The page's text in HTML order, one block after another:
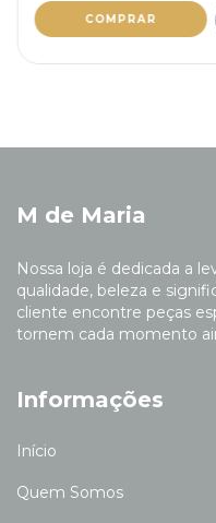
COMPRAR
M de Maria
Nossa loja é dedicada a
qualidade, beleza e
cliente encontre peças
tornem cada momento
Informações
Início
Quem Somos